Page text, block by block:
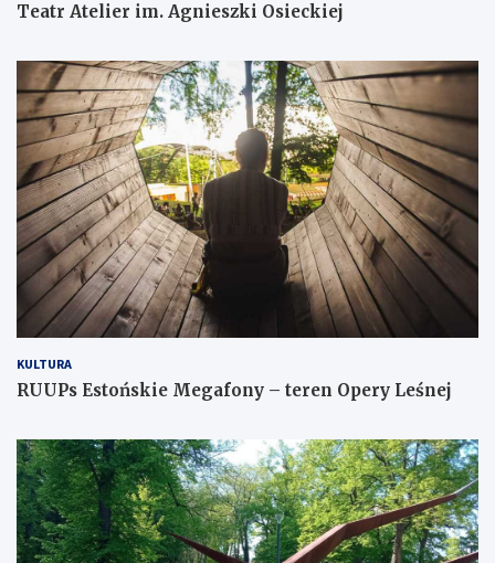
Teatr Atelier im. Agnieszki Osieckiej
KULTURA
RUUPs Estońskie Megafony – teren Opery Leśnej